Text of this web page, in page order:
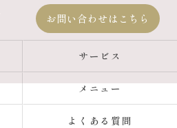
お問い合わせはこちら
サービス
メニュー
よくある質問